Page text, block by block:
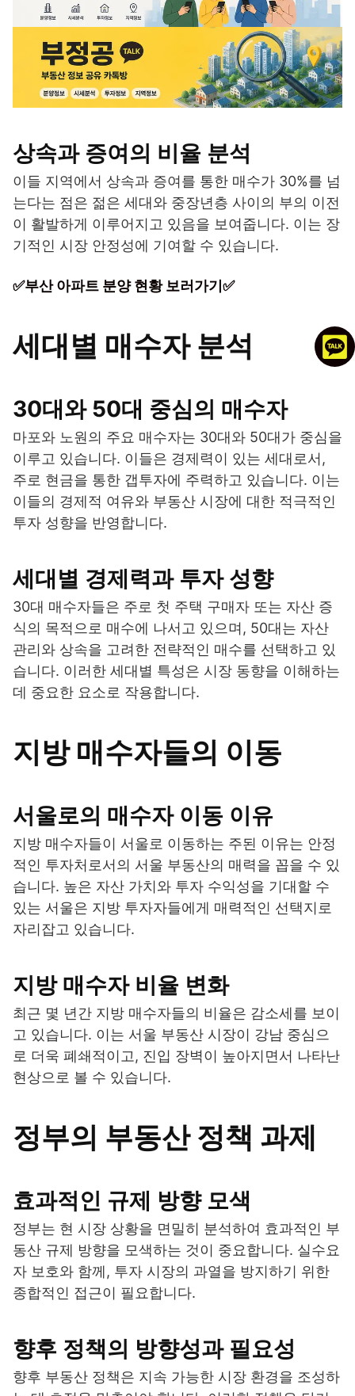
상속과 증여의 비율 분석
이들 지역에서 상속과 증여를 통한 매수가 30%를 넘
는다는 점은 젊은 세대와 중장년층 사이의 부의 이전
이 활발하게 이루어지고 있음을 보여줍니다. 이는 장
기적인 시장 안정성에 기여할 수 있습니다.
✅부산 아파트 분양 현황 보러가기✅
세대별 매수자 분석
30대와 50대 중심의 매수자
마포와 노원의 주요 매수자는 30대와 50대가 중심을
이루고 있습니다. 이들은 경제력이 있는 세대로서,
주로 현금을 통한 갭투자에 주력하고 있습니다. 이는
이들의 경제적 여유와 부동산 시장에 대한 적극적인
투자 성향을 반영합니다.
세대별 경제력과 투자 성향
30대 매수자들은 주로 첫 주택 구매자 또는 자산 증
식의 목적으로 매수에 나서고 있으며, 50대는 자산
관리와 상속을 고려한 전략적인 매수를 선택하고 있
습니다. 이러한 세대별 특성은 시장 동향을 이해하는
데 중요한 요소로 작용합니다.
지방 매수자들의 이동
서울로의 매수자 이동 이유
지방 매수자들이 서울로 이동하는 주된 이유는 안정
적인 투자처로서의 서울 부동산의 매력을 꼽을 수 있
습니다. 높은 자산 가치와 투자 수익성을 기대할 수
있는 서울은 지방 투자자들에게 매력적인 선택지로
자리잡고 있습니다.
지방 매수자 비율 변화
최근 몇 년간 지방 매수자들의 비율은 감소세를 보이
고 있습니다. 이는 서울 부동산 시장이 강남 중심으
로 더욱 폐쇄적이고, 진입 장벽이 높아지면서 나타난
현상으로 볼 수 있습니다.
정부의 부동산 정책 과제
효과적인 규제 방향 모색
정부는 현 시장 상황을 면밀히 분석하여 효과적인 부
동산 규제 방향을 모색하는 것이 중요합니다. 실수요
자 보호와 함께, 투자 시장의 과열을 방지하기 위한
종합적인 접근이 필요합니다.
향후 정책의 방향성과 필요성
향후 부동산 정책은 지속 가능한 시장 환경을 조성하